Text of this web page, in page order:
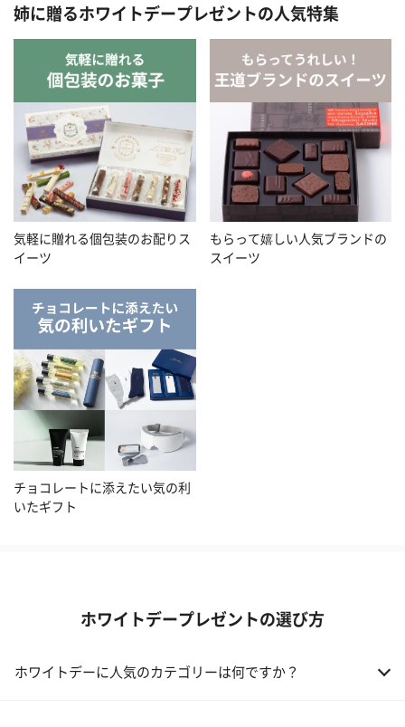
姉に贈るホワイトデープレゼントの人気特集
気軽に贈れる個包装のお配りス
イーツ
もらって嬉しい人気ブランドの
スイーツ
チョコレートに添えたい気の利
いたギフト
ホワイトデープレゼントの選び方
ホワイトデーに人気のカテゴリーは何ですか？